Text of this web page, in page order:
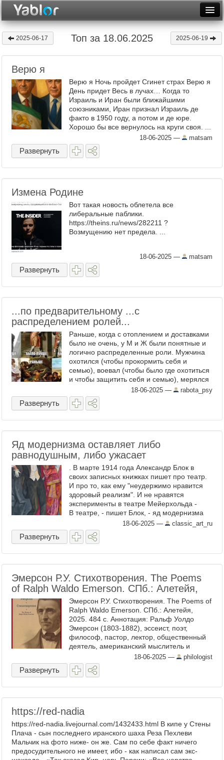
Рейтинги
Архив
Фототоп
Видеотоп
2025-06-17 Топ за 18.06.2025 2025-06-19
Верю я
Верю я Ночь пройдет Сгинет страх Верю я
День придет Весь в лучах… Когда то
Израиль и Иран были ближайшими
союзниками, Иран признал Израиль де
факто в 1950 году, а потом и де юре.
Хорошо бы все вернулось на круги своя. ...
18-06-2025 — matsam
Развернуть
Измена Родине
Вот такая новость облетела все
либеральные паблики.
https://theins.ru/news/282211 ?
Возмущению нет предела. ...
18-06-2025 — matsam
Развернуть
...по предварительному ...с
распределением ролей...
Раньше, когда с отоплением и доставками
было не очень, у М и Ж были понятные и
логично распределенные роли. Мужчина
охотился (чтобы прокормить себя и
семью), воевал (чтобы было где охотиться
и чтобы защитить себя и семью), мерялся
достоинствами с другими мужиками (чтобы
завоевать ...
18-06-2025 — rabota_psy
Развернуть
Яд модернизма оставляет либо
равнодушным, либо ужасает
. В марте 1914 года Александр Блок в
своих записных книжках пишет про театр.
И про то, как ему "неудержимо нравится
здоровый реализм". И не нравятся
эксперименты в театре Мейерхольда -
В театре, - пишет Блок, - яд модернизма
оставляет либо ...18-06-2025 — classic_art_ru
Развернуть
Эмерсон Р.У. Стихотворения. The Poems
of Ralph Waldo Emerson. СПб.: Алетейя,
Эмерсон Р.У. Стихотворения. The Poems of
Ralph Waldo Emerson. СПб.: Алетейя,
2025. 484 с. Аннотация: Ральф Уолдо
Эмерсон (1803-1882), эссеист, поэт,
философ, пастор, лектор, общественный
деятель, американский мыслитель и
литератор первого ряда, оставил
значительное поэтическое наследие. ...
18-06-2025 — philologist
Развернуть
https://red-nadia
https://red-nadia.livejournal.com/1432433.html В кипе у Стены
Плача - сын последнего иранского шаха Реза Пехлеви
Мальчик на фото ниже- он же. Сам по себе факт ничего
предосудительного не имеет, ибо - как написал сам экс-